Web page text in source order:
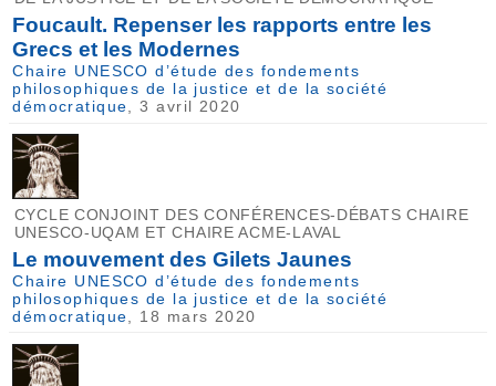
Foucault. Repenser les rapports entre les
Grecs et les Modernes
Chaire UNESCO d’étude des fondements
philosophiques de la justice et de la société
démocratique , 3 avril 2020
CYCLE CONJOINT DES CONFÉRENCES-DÉBATS CHAIRE
UNESCO-UQAM ET CHAIRE ACME-LAVAL
Le mouvement des Gilets Jaunes
Chaire UNESCO d’étude des fondements
philosophiques de la justice et de la société
démocratique , 18 mars 2020